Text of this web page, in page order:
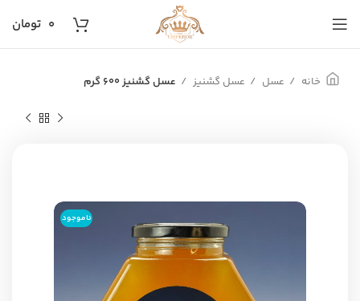
۰ تومان
خانه عسل عسل گشنیز عسل گشنیز 600 گرم
ناموجود